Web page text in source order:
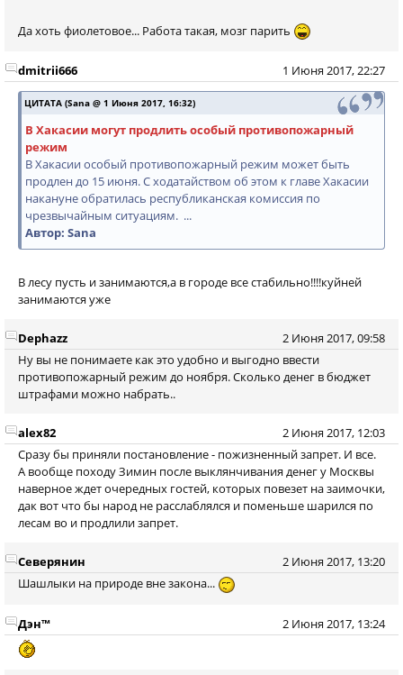
Да хоть фиолетовое... Работа такая, мозг парить
1 Июня 2017, 22:27
dmitrii666
ЦИТАТА (Sana @ 1 Июня 2017, 16:32)
В Хакасии могут продлить особый противопожарный
режим
В Хакасии особый противопожарный режим может быть
продлен до 15 июня. С ходатайством об этом к главе Хакасии
накануне обратилась республиканская комиссия по
чрезвычайным ситуациям. ...
Автор: Sana
В лесу пусть и занимаются,а в городе все стабильно!!!!куйней
занимаются уже
2 Июня 2017, 09:58
Dephazz
Ну вы не понимаете как это удобно и выгодно ввести
противопожарный режим до ноября. Сколько денег в бюджет
штрафами можно набрать..
2 Июня 2017, 12:03
alex82
Сразу бы приняли постановление - пожизненный запрет. И все.
А вообще походу Зимин после выклянчивания денег у Москвы
наверное ждет очередных гостей, которых повезет на заимочки,
дак вот что бы народ не расслаблялся и поменьше шарился по
лесам во и продлили запрет.
2 Июня 2017, 13:20
Северянин
Шашлыки на природе вне закона...
2 Июня 2017, 13:24
Дэн™